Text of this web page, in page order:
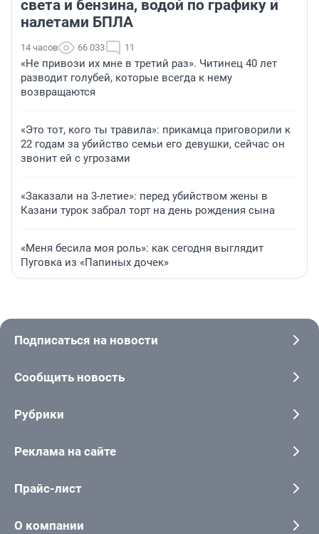
света и бензина, водой по графику и
налетами БПЛА
14 часов 66 033 11
«Не привози их мне в третий раз». Читинец 40 лет
разводит голубей, которые всегда к нему
возвращаются
«Это тот, кого ты травила»: прикамца приговорили к
22 годам за убийство семьи его девушки, сейчас он
звонит ей с угрозами
«Заказали на 3-летие»: перед убийством жены в
Казани турок забрал торт на день рождения сына
«Меня бесила моя роль»: как сегодня выглядит
Пуговка из «Папиных дочек»
Подписаться на новости
Сообщить новость
Рубрики
Реклама на сайте
Прайс-лист
О компании